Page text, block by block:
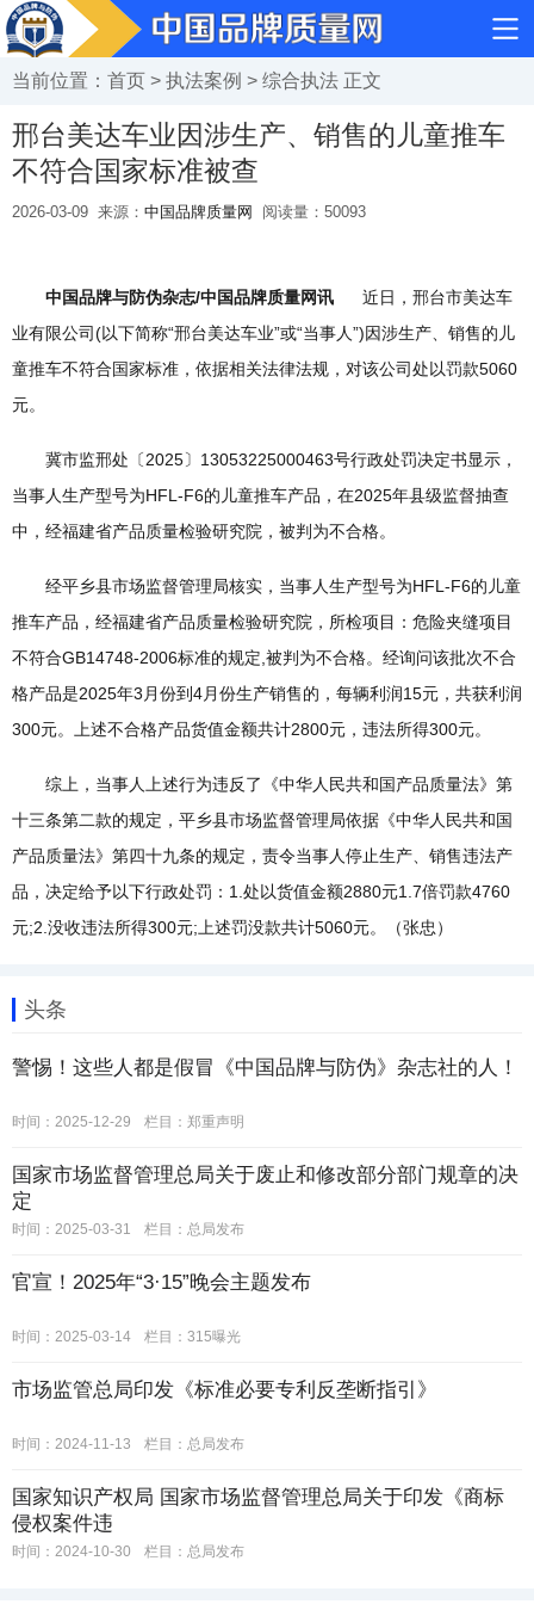
当前位置： 首页 > 执法案例 > 综合执法 正文
邢台美达车业因涉生产、销售的儿童推车
不符合国家标准被查
2026-03-09 来源： 中国品牌质量网 阅读量： 50093
中国品牌与防伪杂志/中国品牌质量网讯
近日，邢台市美达车
业有限公司(以下简称“邢台美达车业”或“当事人”)因涉生产、销售的儿
童推车不符合国家标准，依据相关法律法规，对该公司处以罚款5060
元。
冀市监邢处〔2025〕13053225000463号行政处罚决定书显示，
当事人生产型号为HFL-F6的儿童推车产品，在2025年县级监督抽查
中，经福建省产品质量检验研究院，被判为不合格。
经平乡县市场监督管理局核实，当事人生产型号为HFL-F6的儿童
推车产品，经福建省产品质量检验研究院，所检项目：危险夹缝项目
不符合GB14748-2006标准的规定,被判为不合格。经询问该批次不合
格产品是2025年3月份到4月份生产销售的，每辆利润15元，共获利润
300元。上述不合格产品货值金额共计2800元，违法所得300元。
综上，当事人上述行为违反了《中华人民共和国产品质量法》第
十三条第二款的规定，平乡县市场监督管理局依据《中华人民共和国
产品质量法》第四十九条的规定，责令当事人停止生产、销售违法产
品，决定给予以下行政处罚：1.处以货值金额2880元1.7倍罚款4760
元;2.没收违法所得300元;上述罚没款共计5060元。（张忠）
头条
警惕！这些人都是假冒《中国品牌与防伪》杂志社的人！
时间：2025-12-29 栏目： 郑重声明
国家市场监督管理总局关于废止和修改部分部门规章的决
定
时间：2025-03-31 栏目： 总局发布
官宣！2025年“3·15”晚会主题发布
时间：2025-03-14 栏目： 315曝光
市场监管总局印发《标准必要专利反垄断指引》
时间：2024-11-13 栏目： 总局发布
国家知识产权局 国家市场监督管理总局关于印发《商标
侵权案件违
时间：2024-10-30 栏目： 总局发布